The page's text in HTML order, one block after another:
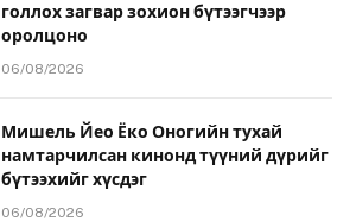
голлох загвар зохион бүтээгчээр
оролцоно
06/08/2026
Мишель Йео Ёко Оногийн тухай
намтарчилсан кинонд түүний дүрийг
бүтээхийг хүсдэг
06/08/2026